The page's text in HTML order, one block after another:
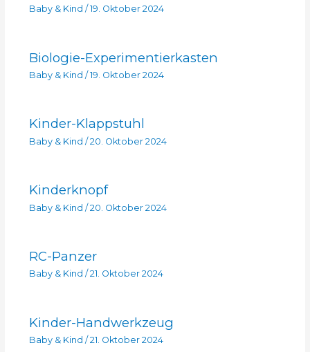
Baby & Kind / 19. Oktober 2024
Biologie-Experimentierkasten
Baby & Kind / 19. Oktober 2024
Kinder-Klappstuhl
Baby & Kind / 20. Oktober 2024
Kinderknopf
Baby & Kind /20. Oktober 2024
RC-Panzer
Baby & Kind / 21. Oktober 2024
Kinder-Handwerkzeug
Baby & Kind / 21. Oktober 2024